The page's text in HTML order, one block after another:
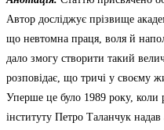
Автор досліджує прізвище
що невтомна праця, воля й
дало змогу створити такий
розповідає, що тричі у своєму
Уперше це було 1989 року, коли
інституту Петро Таланчук